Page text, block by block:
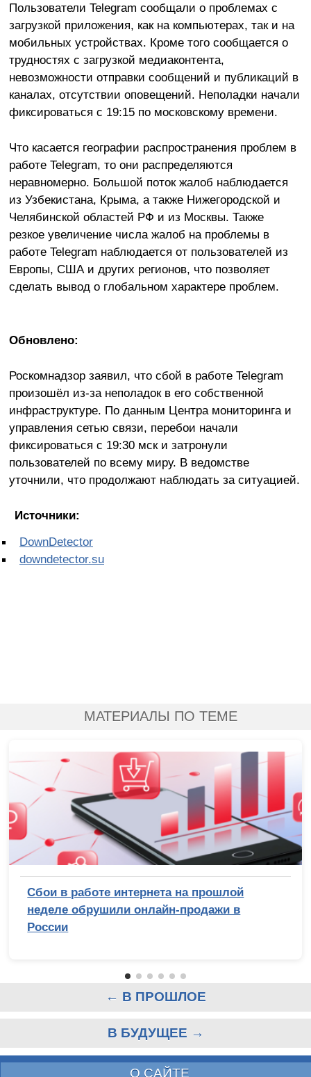
Пользователи Telegram сообщали о проблемах с
загрузкой приложения, как на компьютерах, так и на
мобильных устройствах. Кроме того сообщается о
трудностях с загрузкой медиаконтента,
невозможности отправки сообщений и публикаций в
каналах, отсутствии оповещений. Неполадки начали
фиксироваться с 19:15 по московскому времени.
Что касается географии распространения проблем в
работе Telegram, то они распределяются
неравномерно. Большой поток жалоб наблюдается
из Узбекистана, Крыма, а также Нижегородской и
Челябинской областей РФ и из Москвы. Также
резкое увеличение числа жалоб на проблемы в
работе Telegram наблюдается от пользователей из
Европы, США и других регионов, что позволяет
сделать вывод о глобальном характере проблем.
Обновлено:
Роскомнадзор заявил, что сбой в работе Telegram
произошёл из-за неполадок в его собственной
инфраструктуре. По данным Центра мониторинга и
управления сетью связи, перебои начали
фиксироваться с 19:30 мск и затронули
пользователей по всему миру. В ведомстве
уточнили, что продолжают наблюдать за ситуацией.
Источники:
DownDetector
downdetector.su
МАТЕРИАЛЫ ПО ТЕМЕ
Сбои в работе интернета на прошлой
неделе обрушили онлайн-продажи в
России
← В ПРОШЛОЕ
В БУДУЩЕЕ →
О САЙТЕ